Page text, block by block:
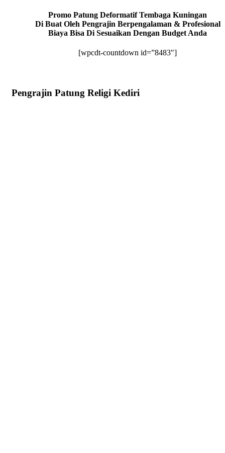
Promo Patung Deformatif Tembaga Kuningan
Di Buat Oleh Pengrajin Berpengalaman & Profesional
Biaya Bisa Di Sesuaikan Dengan Budget Anda
[wpcdt-countdown id=”8483″]
Pengrajin Patung Religi Kediri